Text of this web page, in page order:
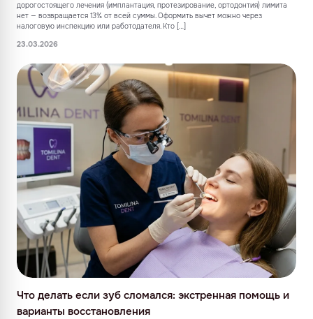
дорогостоящего лечения (имплантация, протезирование, ортодонтия) лимита
нет — возвращается 13% от всей суммы. Оформить вычет можно через
налоговую инспекцию или работодателя. Кто […]
23.03.2026
Что делать если зуб сломался: экстренная помощь и
варианты восстановления